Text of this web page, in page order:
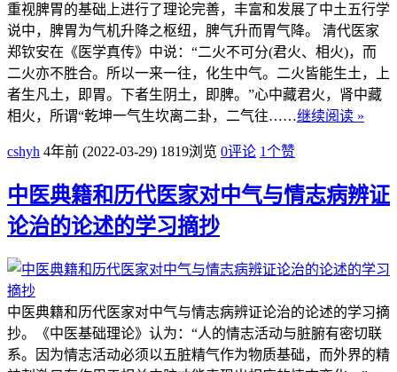
重视脾胃的基础上进行了理论完善，丰富和发展了中土五行学
说中，脾胃为气机升降之枢纽，脾气升而胃气降。 清代医家
郑钦安在《医学真传》中说：“二火不可分(君火、相火)，而
二火亦不胜合。所以一来一往，化生中气。二火皆能生土，上
者生凡土，即胃。下者生阴土，即脾。”心中藏君火，肾中藏
相火，所谓“乾坤一气生坎离二卦，二气往……继续阅读 »
cshyh 4年前 (2022-03-29) 1819浏览 0评论 1个赞
中医典籍和历代医家对中气与情志病辨证
论治的论述的学习摘抄
中医典籍和历代医家对中气与情志病辨证论治的论述的学习摘
抄。《中医基础理论》认为：“人的情志活动与脏腑有密切联
系。因为情志活动必须以五脏精气作为物质基础，而外界的精